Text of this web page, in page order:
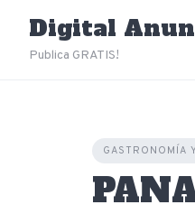
content
Digital
Publica GRATIS!
GASTRONOMÍA